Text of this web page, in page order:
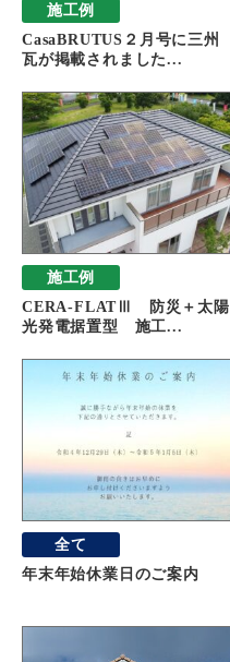
施工例
CasaBRUTUS２月号に三州
瓦が掲載されました...
施工例
CERA-FLATⅢ 防災＋太陽
光発電据置型 施工...
全て
年末年始休業日のご案内